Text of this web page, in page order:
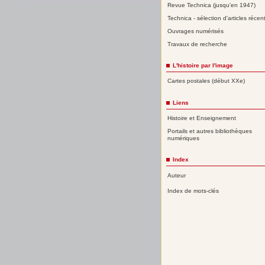
Revue Technica (jusqu'en 1947)
Technica - sélection d'articles
Ouvrages numérisés
Travaux de recherche
L'histoire par l'image
Cartes postales (début XXe)
Liens
Histoire et Enseignement
Portails et autres bibliothèques
numériques
Index
Auteur
Index de mots-clés